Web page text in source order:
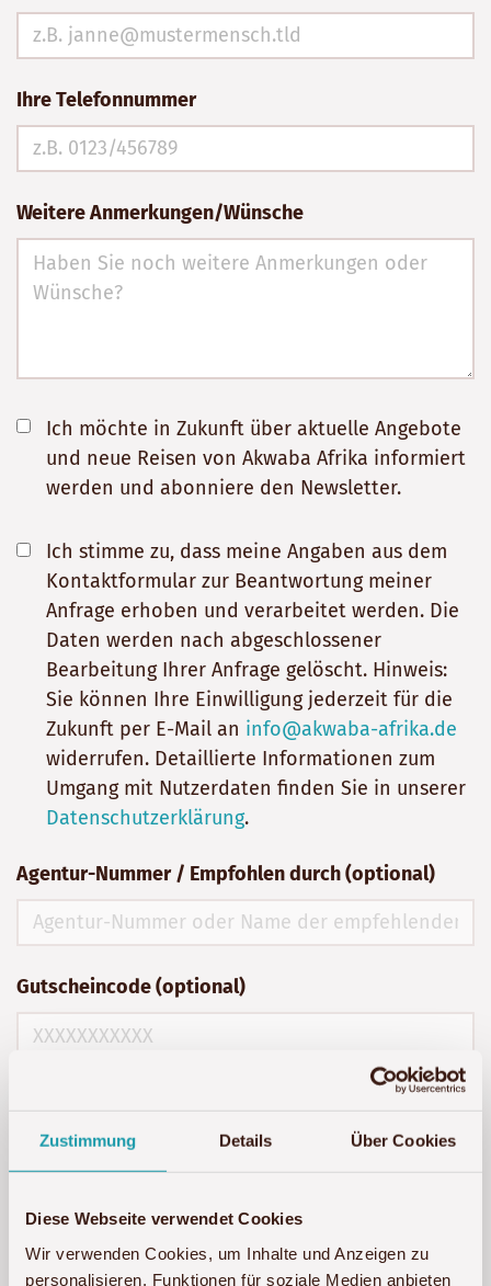
Zustimmung Details Über Cookies
Diese Webseite verwendet Cookies
Wir verwenden Cookies, um Inhalte und Anzeigen zu
personalisieren, Funktionen für soziale Medien anbieten
Ihre Telefonnummer
Weitere Anmerkungen/Wünsche
Ich möchte in Zukunft über aktuelle Angebote
und neue Reisen von Akwaba Afrika informiert
werden und abonniere den Newsletter.
Ich stimme zu, dass meine Angaben aus dem
Kontaktformular zur Beantwortung meiner
Anfrage erhoben und verarbeitet werden. Die
Daten werden nach abgeschlossener
Bearbeitung Ihrer Anfrage gelöscht. Hinweis:
Sie können Ihre Einwilligung jederzeit für die
Zukunft per E-Mail an info@akwaba-afrika.de
widerrufen. Detaillierte Informationen zum
Umgang mit Nutzerdaten finden Sie in unserer
Datenschutzerklärung.
Agentur-Nummer / Empfohlen durch (optional)
Gutscheincode (optional)
Unterkunft anfragen